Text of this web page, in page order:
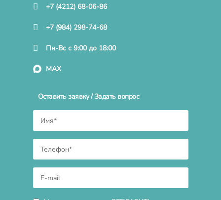
+7 (4212) 68-06-86
+7 (984) 298-74-68
Пн-Вс с 9:00 до 18:00
MAX
Оставить заявку / Задать вопрос